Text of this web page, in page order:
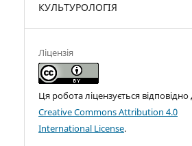
КУЛЬТУРОЛОГІЯ
Ліцензія
Ця робота ліцензується відповідно
Creative Commons Attribution 4.0
International License.